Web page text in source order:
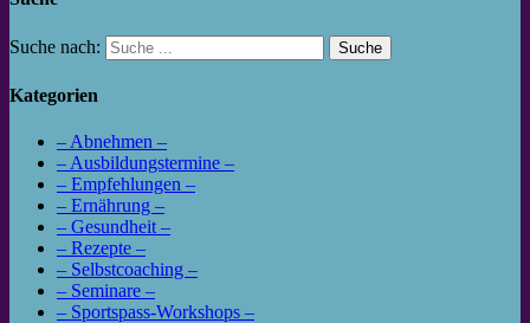
Suche nach:
Kategorien
– Abnehmen –
– Ausbildungstermine –
– Empfehlungen –
– Ernährung –
– Gesundheit –
– Rezepte –
– Selbstcoaching –
– Seminare –
– Sportspass-Workshops –